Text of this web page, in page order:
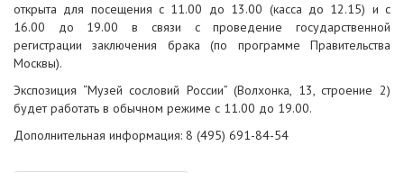
открыта для посещения с 11.00 до 13.00 (касса до 12.15) и с
16.00 до 19.00 в связи с проведение государственной
регистрации заключения брака (по программе Правительства
Москвы).
Экспозиция “Музей сословий России” (Волхонка, 13, строение 2)
будет работать в обычном режиме с 11.00 до 19.00.
Дополнительная информация: 8 (495) 691-84-54